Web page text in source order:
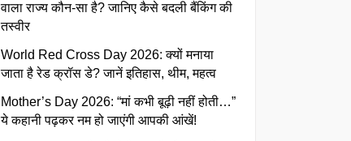
वाला राज्य कौन-सा है? जानिए कैसे बदली बैंकिंग की
तस्वीर
World Red Cross Day 2026: क्यों मनाया
जाता है रेड क्रॉस डे? जानें इतिहास, थीम, महत्व
Mother’s Day 2026: “मां कभी बूढ़ी नहीं होती…”
ये कहानी पढ़कर नम हो जाएंगी आपकी आंखें!